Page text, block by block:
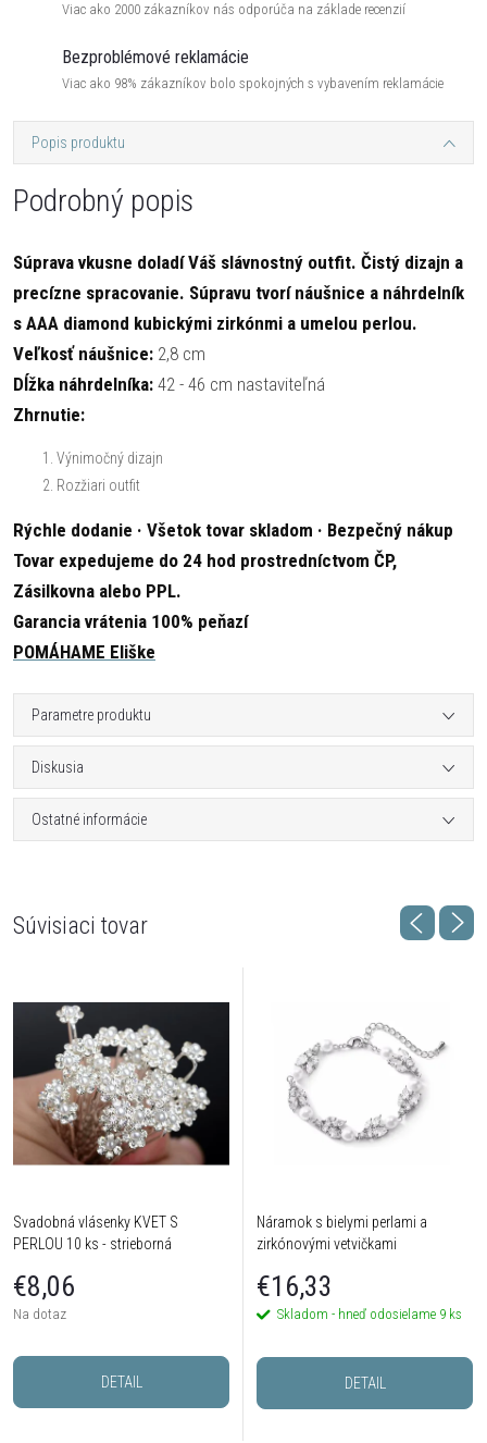
Viac ako 2000 zákazníkov nás odporúča na základe recenzií
Bezproblémové reklamácie
Viac ako 98% zákazníkov bolo spokojných s vybavením reklamácie
Popis produktu
Podrobný popis
Súprava vkusne doladí Váš slávnostný outfit. Čistý dizajn a
precízne spracovanie. Súpravu tvorí náušnice a náhrdelník
s AAA diamond kubickými zirkónmi a umelou perlou.
Veľkosť náušnice: 2,8 cm
Dĺžka náhrdelníka: 42 - 46 cm nastaviteľná
Zhrnutie:
Výnimočný dizajn
Rozžiari outfit
Rýchle dodanie · Všetok tovar skladom · Bezpečný nákup
Tovar expedujeme do 24 hod prostredníctvom ČP,
Zásilkovna alebo PPL.
Garancia vrátenia 100% peňazí
POMÁHAME Eliške
Parametre produktu
Diskusia
Ostatné informácie
Súvisiaci tovar
Svadobná vlásenky KVET S
PERLOU 10 ks - strieborná
€8,06
Na dotaz
DETAIL
Náramok s bielymi perlami a
zirkónovými vetvičkami
€16,33
Skladom - hneď odosielame 9 ks
DETAIL